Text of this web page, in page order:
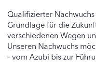
Qualifizierter
Grundlage für die
verschiedenen Wegen
Unseren Nachwuchs
– vom Azubi bis zur